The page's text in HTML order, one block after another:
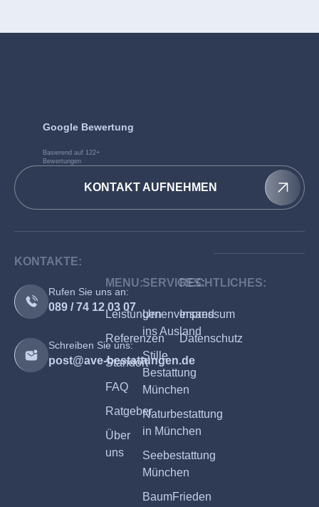
Google Bewertung
Basierend auf 122+
Bewertungen
KONTAKT AUFNEHMEN
KONTAKTE:
Rufen Sie uns an:
089 / 74 12 03 07
Schreiben Sie uns:
post@ave-bestattungen.de
MENU:
Leistungen
Referenzen
Standort
FAQ
Ratgeber
Über
uns
SERVICES:
Urnenversand
ins Ausland
Stille
Bestattung
München
Naturbestattung
in München
Seebestattung
München
BaumFrieden
RECHTLICHES:
Impressum
Datenschutz